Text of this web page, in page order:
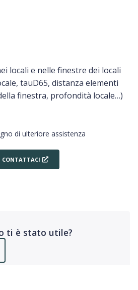
locali e nelle finestre dei locali
tauD65, distanza elementi
finestra, profondità locale…)
di ulteriore assistenza
CONTATTACI
ti è stato utile?